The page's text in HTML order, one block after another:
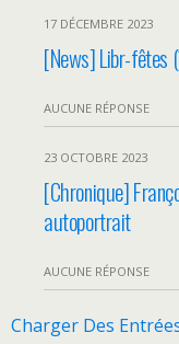
17 DÉCEMBRE 2023
[News] Libr-fêtes
AUCUNE RÉPONSE
23 OCTOBRE 2023
[Chronique]
autoportrait
AUCUNE RÉPONSE
Charger Des